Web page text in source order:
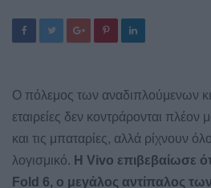
Ο πόλεμος των αναδιπλούμενων
εταιρείες δεν κοντράρονται πλέον
και τις μπαταρίες, αλλά ρίχνουν
λογισμικό. Η Vivo επιβεβαίωσε
Fold 6, ο μεγάλος αντίπαλος